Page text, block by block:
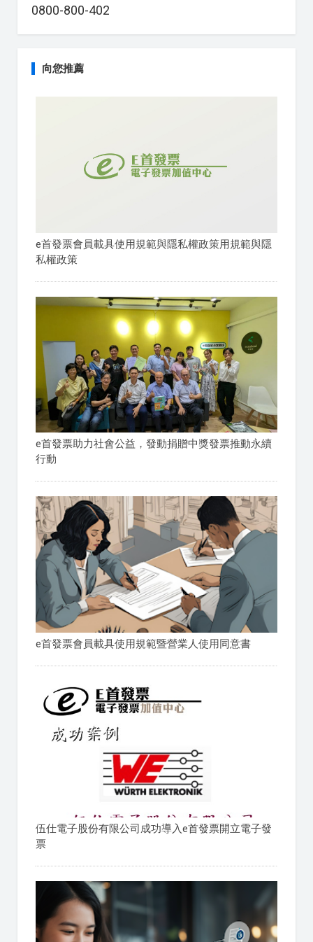
0800-800-402
向您推薦
e首發票會員載具使用規範與隱私權政策用規範與隱
私權政策
e首發票助力社會公益，發動捐贈中獎發票推動永續
行動
e首發票會員載具使用規範暨營業人使用同意書
伍仕電子股份有限公司成功導入e首發票開立電子發
票